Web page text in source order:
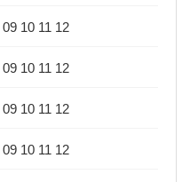
09 10 11 12
09 10 11 12
09 10 11 12
09 10 11 12